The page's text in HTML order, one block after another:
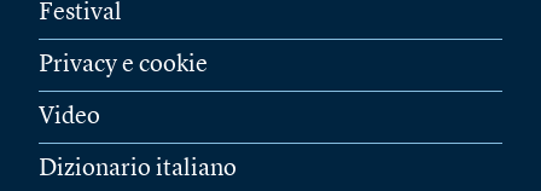
Festival
Privacy e cookie
Video
Dizionario italiano